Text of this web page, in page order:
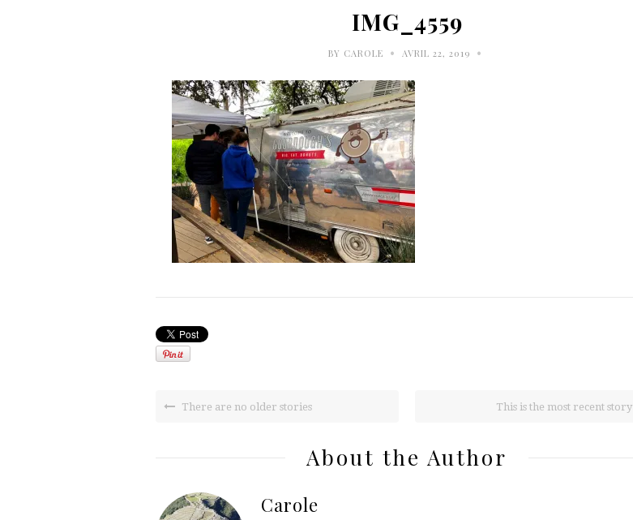
IMG_4559
BY CAROLE • AVRIL 22, 2019 •
There are no older stories This is the most recent story
About the Author
Carole